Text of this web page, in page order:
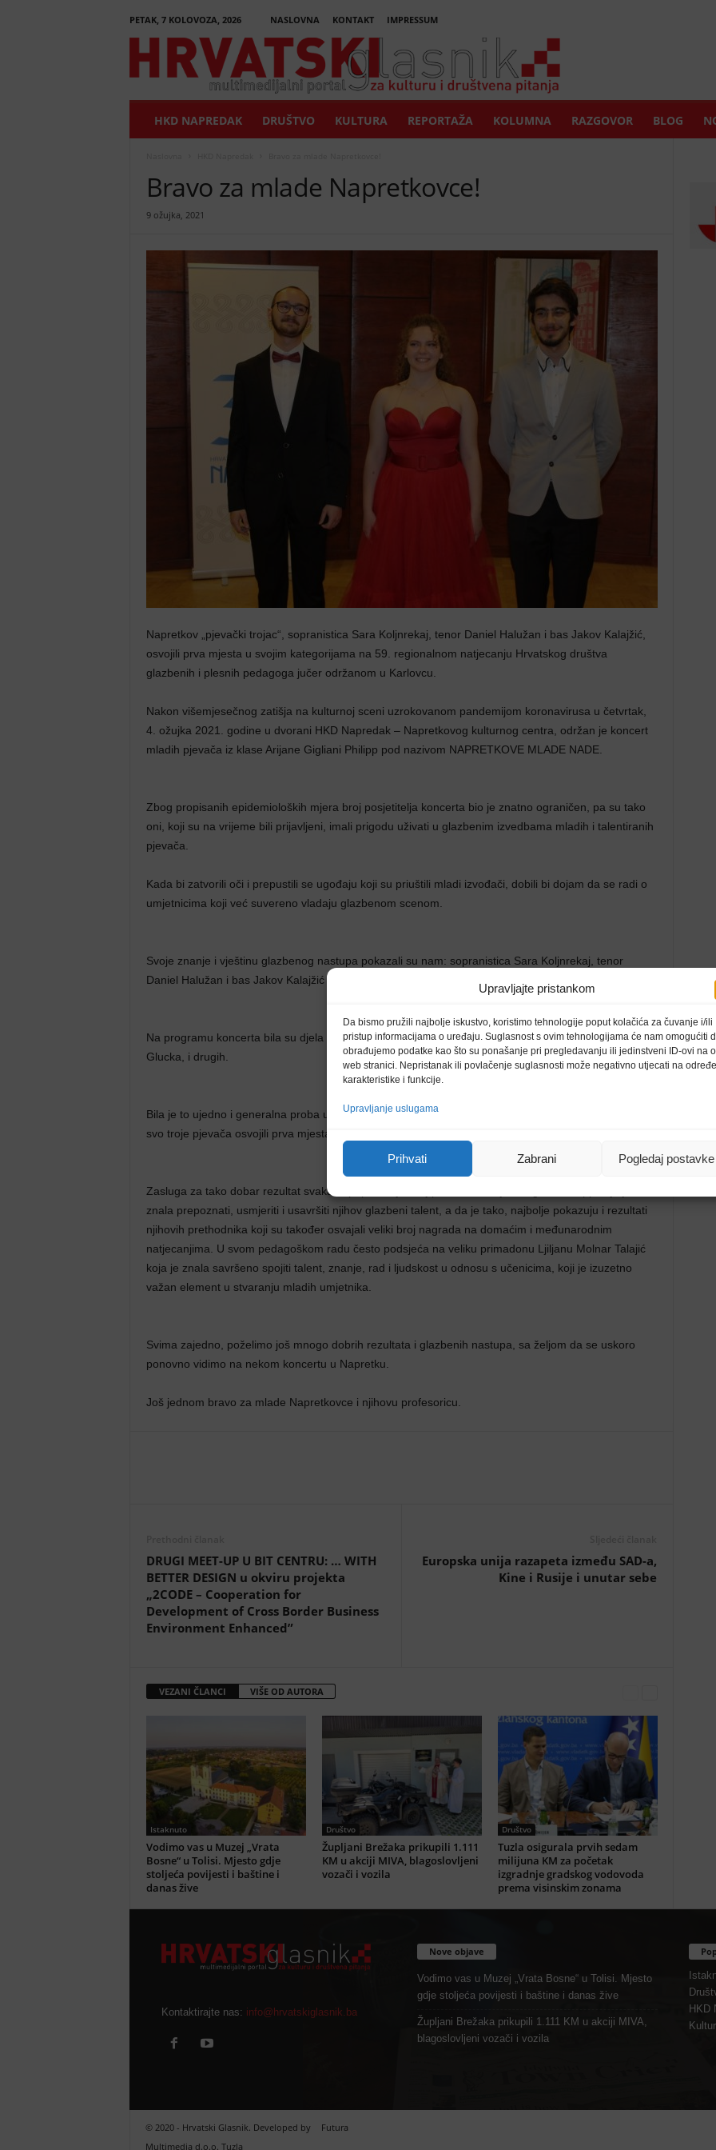
Upravljajte pristankom
Da bismo pružili najbolje iskustvo, koristimo tehnologije poput kolačića za čuvanje i/ili
pristup informacijama o uređaju. Suglasnost s ovim tehnologijama će nam omogućiti
obrađujemo podatke kao što su ponašanje pri pregledavanju ili jedinstveni ID-ovi na
web stranici. Nepristanak ili povlačenje suglasnosti može negativno utjecati na
karakteristike i funkcije.
Upravljanje uslugama
Prihvati Zabrani Pogledaj postavke
PETAK, 7 KOLOVOZA, 2026 NASLOVNA KONTAKT
IMPRESSUM
H
k
HKD NAPREDAK DRUŠTVO KULTURA REPORTAŽA KOLUMNA RAZGOVOR BLOG
Bravo za mlade Napretkovce!
9 ožujka, 2021
Napretkov „pjevački trojac“, sopranistica Sara Koljnrekaj, tenor Daniel Halužan i bas Jakov Kalajžić,
osvojili prva mjesta u svojim kategorijama na 59. regionalnom natjecanju Hrvatskog društva
glazbenih i plesnih pedagoga jučer održanom u Karlovcu.
Nakon višemjesečnog zatišja na kulturnoj sceni uzrokovanom pandemijom koronavirusa u četvrtak,
4. ožujka 2021. godine u dvorani HKD Napredak – Napretkovog kulturnog centra, održan je koncert
mladih pjevača iz klase Arijane Gigliani Philipp pod nazivom NAPRETKOVE MLADE NADE.
Zbog propisanih epidemioloških mjera broj posjetitelja koncerta bio je znatno ograničen, pa su tako
oni, koji su na vrijeme bili prijavljeni, imali prigodu uživati u glazbenim izvedbama mladih i talentiranih
pjevača.
Kada bi zatvorili oči i prepustili se ugođaju koji su priuštili mladi izvođači, dobili bi dojam da se radi o
umjetnicima koji već suvereno vladaju glazbenom scenom.
Svoje znanje i vještinu glazbenog nastupa pokazali su nam: sopranistica Sara Koljnrekaj, tenor
Daniel Halužan i bas Jakov Kalajžić uz korepeticiju profesorica Josipe Hudeček i Dine Katnić Dorotić.
Na programu koncerta bila su djela Čajkovskog, Hatzea, Shuberta, Mozarta, Scarlattia, Caldare,
Glucka, i drugih.
Bila je to ujedno i generalna proba uoči glazbenog natjecanja jučer održanog u Karlovcu na kojem su
svo troje pjevača osvojili prva mjesta u svojim kategorijama.
Zasluga za tako dobar rezultat svakako pripada njihovoj profesorici Arijani Gigliani Philipp koja je
znala prepoznati, usmjeriti i usavršiti njihov glazbeni talent, a da je tako, najbolje pokazuju i rezultati
njihovih prethodnika koji su također osvajali veliki broj nagrada na domaćim i međunarodnim
natjecanjima. U svom pedagoškom radu često podsjeća na veliku primadonu Ljiljanu Molnar Talajić
koja je znala savršeno spojiti talent, znanje, rad i ljudskost u odnosu s učenicima, koji je izuzetno
važan element u stvaranju mladih umjetnika.
Svima zajedno, poželimo još mnogo dobrih rezultata i glazbenih nastupa, sa željom da se uskoro
ponovno vidimo na nekom koncertu u Napretku.
Još jednom bravo za mlade Napretkovce i njihovu profesoricu.
DRUGI MEET-UP U BIT CENTRU: … WITH
BETTER DESIGN u okviru projekta
„2CODE – Cooperation for
Development of Cross Border Business
Environment Enhanced”
Europska unija razapeta između SAD-a,
Kine i Rusije i unutar sebe
VEZANI ČLANCI VIŠE OD AUTORA
Istaknuto
Vodimo vas u Muzej „Vrata
Bosne“ u Tolisi. Mjesto gdje
stoljeća povijesti i baštine i
danas žive
Društvo
Župljani Brežaka prikupili 1.111
KM u akciji MIVA, blagoslovljeni
vozači i vozila
Društvo
Tuzla osigurala prvih sedam
milijuna KM za početak
izgradnje gradskog vodovoda
prema visinskim zonama
Kontaktirajte nas: info@hrvatskiglasnik.ba
Nove objave
Vodimo vas u Muzej „Vrata Bosne“ u Tolisi. Mjesto
gdje stoljeća povijesti i baštine i danas žive
Župljani Brežaka prikupili 1.111 KM u akciji MIVA,
blagoslovljeni vozači i vozila
HKD
© 2020 - Hrvatski Glasnik. Developed by
Futura
Multimedia d.o.o. Tuzla